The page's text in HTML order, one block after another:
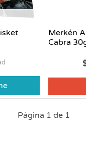
Merkén
Cabra
Página 1 de 1